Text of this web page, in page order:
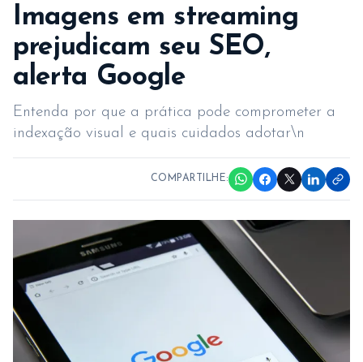
Imagens em streaming
prejudicam seu SEO,
alerta Google
Entenda por que a prática pode comprometer a
indexação visual e quais cuidados adotar\n
COMPARTILHE: